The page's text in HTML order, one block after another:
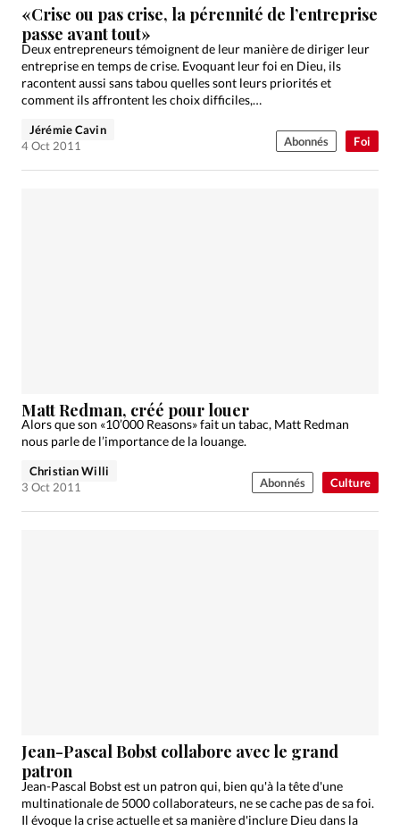
Devise:CHF
RUBRIQUES
Tous les articles
Actualité chrétienne
Actualité internationale
Chronique
Dossier
Eglises Génération réveil
Monde
Foi
«Crise ou pas crise, la pérennité de l’entreprise
passe avant tout»
Deux entrepreneurs témoignent de leur manière de diriger leur
entreprise en temps de crise. Evoquant leur foi en Dieu, ils
racontent aussi sans tabou quelles sont leurs priorités et
comment ils affrontent les choix difficiles,…
Jérémie Cavin
4 Oct 2011
Abonnés
Culture
Matt Redman, créé pour louer
Alors que son «10’000 Reasons» fait un tabac, Matt Redman
nous parle de l’importance de la louange.
Christian Willi
3 Oct 2011
Abonnés
Jean-Pascal Bobst collabore avec le grand
patron
Jean-Pascal Bobst est un patron qui, bien qu'à la tête d'une
multinationale de 5000 collaborateurs, ne se cache pas de sa foi.
Il évoque la crise actuelle et sa manière d'inclure Dieu dans la